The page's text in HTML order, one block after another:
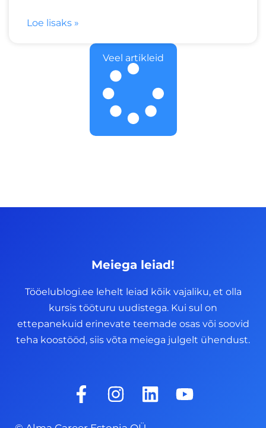
Loe lisaks »
Veel artikleid
Meiega leiad!
Tööelublogi.ee lehelt leiad kõik vajaliku, et olla
kursis tööturu uudistega. Kui sul on
ettepanekuid erinevate teemade osas või soovid
teha koostööd, siis võta meiega julgelt ühendust.
F
a
I
n
s
L
i
Y
o